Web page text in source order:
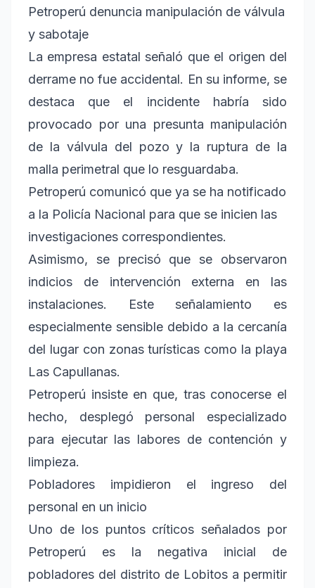
Petroperú denuncia manipulación de válvula
y sabotaje
La empresa estatal señaló que el origen del
derrame no fue accidental. En su informe, se
destaca que el incidente habría sido
provocado por una presunta manipulación
de la válvula del pozo y la ruptura de la
malla perimetral que lo resguardaba.
Petroperú comunicó que ya se ha notificado
a la Policía Nacional para que se inicien las
investigaciones correspondientes.
Asimismo, se precisó que se observaron
indicios de intervención externa en las
instalaciones. Este señalamiento es
especialmente sensible debido a la cercanía
del lugar con zonas turísticas como la playa
Las Capullanas.
Petroperú insiste en que, tras conocerse el
hecho, desplegó personal especializado
para ejecutar las labores de contención y
limpieza.
Pobladores impidieron el ingreso del
personal en un inicio
Uno de los puntos críticos señalados por
Petroperú es la negativa inicial de
pobladores del distrito de Lobitos a permitir